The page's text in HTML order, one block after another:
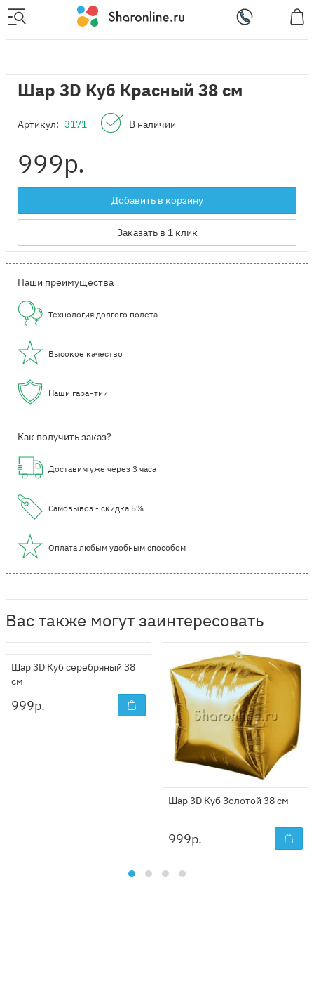
Шар 3D Куб Красный 38 см
Артикул: 3171 В наличии
999р.
Добавить в корзину
Заказать в 1 клик
Наши преимущества
Технология долгого полета
Высокое качество
Наши гарантии
Как получить заказ?
Доставим уже через 3 часа
Самовывоз - скидка 5%
Оплата любым удобным способом
Вас также могут заинтересовать
Шар 3D Куб серебряный 38
см
999р.
Шар 3D Куб Золотой 38 см
999р.